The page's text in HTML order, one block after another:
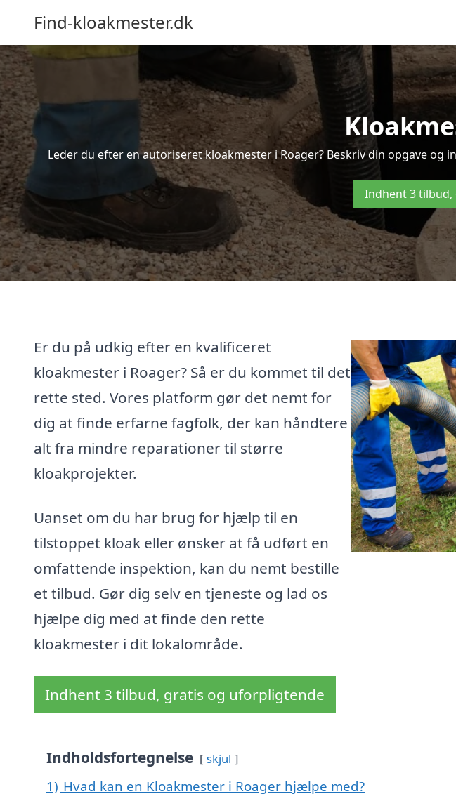
Find-kloakmester.dk
Leder du efter en autoriseret kloakmester i Roager? Beskriv din opgave
Indhent 3
Er du på udkig efter en kvalificeret
kloakmester i Roager? Så er du kommet til det
rette sted. Vores platform gør det nemt for
dig at finde erfarne fagfolk, der kan håndtere
alt fra mindre reparationer til større
kloakprojekter.
Uanset om du har brug for hjælp til en
tilstoppet kloak eller ønsker at få udført en
omfattende inspektion, kan du nemt bestille
et tilbud. Gør dig selv en tjeneste og lad os
hjælpe dig med at finde den rette
kloakmester i dit lokalområde.
Indhent 3 tilbud, gratis og uforpligtende
Indholdsfortegnelse skjul
1) Hvad kan en Kloakmester i Roager hjælpe med?